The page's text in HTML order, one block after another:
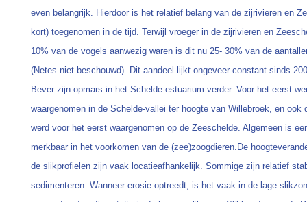
even belangrijk. Hierdoor is het relatief belang van de zijrivieren en
kort) toegenomen in de tijd. Terwijl vroeger in de zijrivieren en
10% van de vogels aanwezig waren is dit nu 25- 30% van de
(Netes niet beschouwd). Dit aandeel lijkt ongeveer constant sinds
Bever zijn opmars in het Schelde-estuarium verder. Voor het eerst
waargenomen in de Schelde-vallei ter hoogte van Willebroek, en ook
werd voor het eerst waargenomen op de Zeeschelde. Algemeen is
merkbaar in het voorkomen van de (zee)zoogdieren.De
de slikprofielen zijn vaak locatieafhankelijk. Sommige zijn relatief
sedimenteren. Wanneer erosie optreedt, is het vaak in de lage